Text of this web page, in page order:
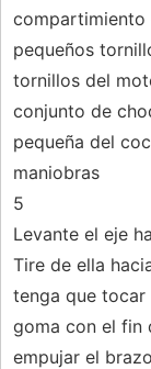
compartimiento
pequeños
tornillos del
conjunto de
pequeña del
maniobras
5
Levante el eje
Tire de ella
tenga que
goma con el fin
empujar el